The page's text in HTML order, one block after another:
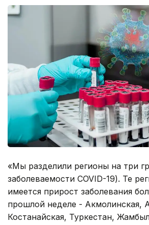
«Мы разделили регионы на три
заболеваемости COVID-19). Те
имеется прирост заболевания
прошлой неделе - Акмолинская,
Костанайская, Туркестан,